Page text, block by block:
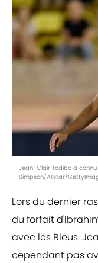
Jean-Clair Todibo a
Simpson/Allstar/
Lors du dernier
du forfait
avec les Bleus.
cependant pas